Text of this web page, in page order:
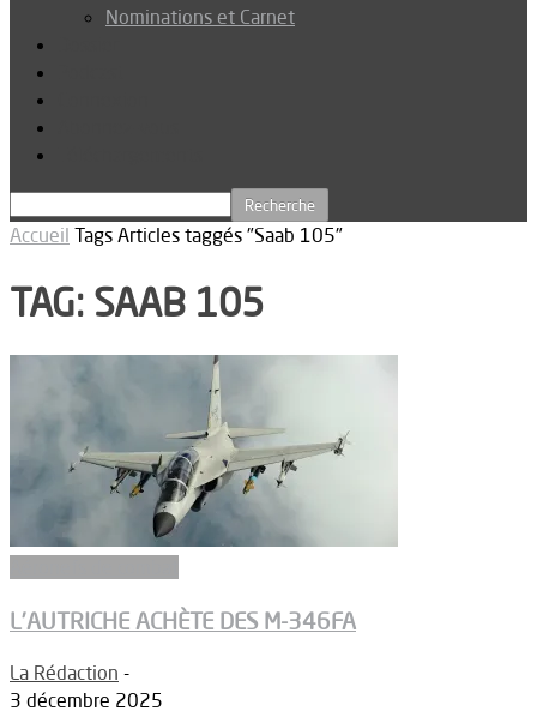
Nominations et Carnet
Accueil Tags Articles taggés "Saab 105"
TAG: SAAB 105
L’AUTRICHE ACHÈTE DES M-346FA
La Rédaction -
3 décembre 2025